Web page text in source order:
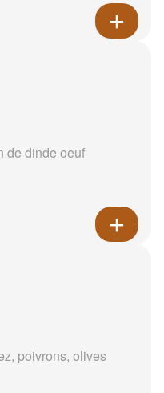
de dinde oeuf
poivrons, olives